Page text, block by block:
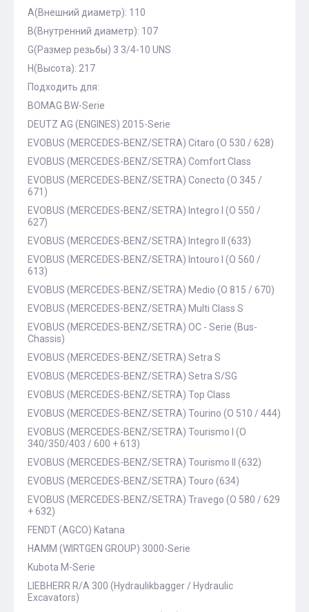
A(Внешний диаметр): 110
B(Внутренний диаметр): 107
G(Размер резьбы) 3 3/4-10 UNS
H(Высота): 217
Подходить для:
BOMAG BW-Serie
DEUTZ AG (ENGINES) 2015-Serie
EVOBUS (MERCEDES-BENZ/SETRA) Citaro (O 530 / 628)
EVOBUS (MERCEDES-BENZ/SETRA) Comfort Class
EVOBUS (MERCEDES-BENZ/SETRA) Conecto (O 345 /
671)
EVOBUS (MERCEDES-BENZ/SETRA) Integro I (O 550 /
627)
EVOBUS (MERCEDES-BENZ/SETRA) Integro II (633)
EVOBUS (MERCEDES-BENZ/SETRA) Intouro I (O 560 /
613)
EVOBUS (MERCEDES-BENZ/SETRA) Medio (O 815 / 670)
EVOBUS (MERCEDES-BENZ/SETRA) Multi Class S
EVOBUS (MERCEDES-BENZ/SETRA) OC - Serie (Bus-
Chassis)
EVOBUS (MERCEDES-BENZ/SETRA) Setra S
EVOBUS (MERCEDES-BENZ/SETRA) Setra S/SG
EVOBUS (MERCEDES-BENZ/SETRA) Top Class
EVOBUS (MERCEDES-BENZ/SETRA) Tourino (O 510 / 444)
EVOBUS (MERCEDES-BENZ/SETRA) Tourismo I (O
340/350/403 / 600 + 613)
EVOBUS (MERCEDES-BENZ/SETRA) Tourismo II (632)
EVOBUS (MERCEDES-BENZ/SETRA) Touro (634)
EVOBUS (MERCEDES-BENZ/SETRA) Travego (O 580 / 629
+ 632)
FENDT (AGCO) Katana
HAMM (WIRTGEN GROUP) 3000-Serie
Kubota M-Serie
LIEBHERR R/A 300 (Hydraulikbagger / Hydraulic
Excavators)